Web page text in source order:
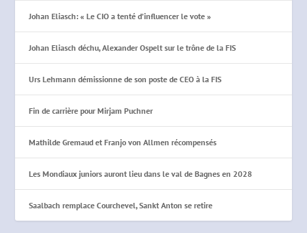
Johan Eliasch: « Le CIO a tenté d’influencer le vote »
Johan Eliasch déchu, Alexander Ospelt sur le trône de la FIS
Urs Lehmann démissionne de son poste de CEO à la FIS
Fin de carrière pour Mirjam Puchner
Mathilde Gremaud et Franjo von Allmen récompensés
Les Mondiaux juniors auront lieu dans le val de Bagnes en 2028
Saalbach remplace Courchevel, Sankt Anton se retire